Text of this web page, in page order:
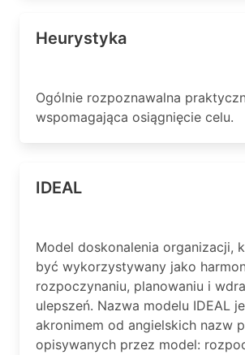
Heurystyka
Ogólnie rozpoznawalna
wspomagająca osiągnięcie celu.
IDEAL
Model doskonalenia organizacji,
być wykorzystywany jako
rozpoczynaniu, planowaniu i
ulepszeń. Nazwa modelu IDEAL
akronimem od angielskich nazw
opisywanych przez model: